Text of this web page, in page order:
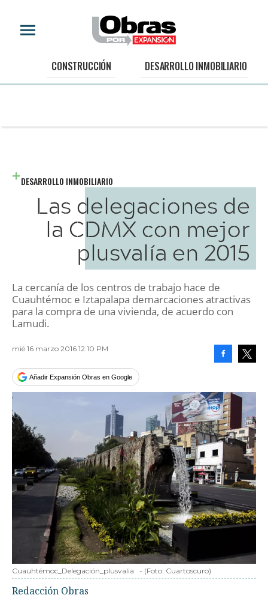
CONSTRUCCIÓN DESARROLLO INMOBILIARIO
DESARROLLO INMOBILIARIO
Las delegaciones de
la CDMX con mejor
plusvalía en 2015
La cercanía de los centros de trabajo hace de
Cuauhtémoc e Iztapalapa demarcaciones atractivas
para la compra de una vivienda, de acuerdo con
Lamudi.
mié 16 marzo 2016 12:10 PM
Añadir Expansión Obras en Google
Cuauhtémoc_Delegación_plusvalia - (Foto: Cuartoscuro)
Redacción Obras